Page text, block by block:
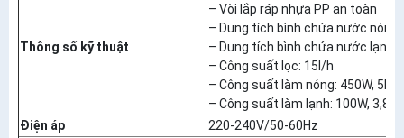
Thông số kỹ thuật
– Vòi lắp ráp nhựa PP an toàn
– Dung tích bình chứa nước nóng:
– Dung tích bình chứa nước lạnh:
– Công suất lọc: 15l/h
– Công suất làm nóng: 450W, 5l/h
– Công suất làm lạnh: 100W, 3,8l/h
Điện áp
220-240V/50-60Hz